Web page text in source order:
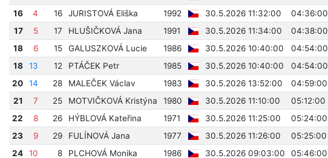
16
4 16 JURISTOVÁ Eliška 1992 30.5.2026 11:32:00 04:36:00
17
5 17 HLUŠIČKOVÁ Jana 1991 30.5.2026 11:34:00 04:38:00
18
6 15 GALUSZKOVÁ Lucie 1986 30.5.2026 10:40:00 04:54:00
18
13 12 PTÁČEK Petr 1985 30.5.2026 10:40:00 04:54:00
20
14 28 MALEČEK Václav 1983 30.5.2026 13:52:00 04:59:00
21
7 25 MOTVIČKOVÁ Kristýna 1980 30.5.2026 11:10:00 05:12:00
22
8 26 HÝBLOVÁ Kateřina 1971 30.5.2026 11:25:00 05:24:00
23
9 29 FULÍNOVÁ Jana 1977 30.5.2026 11:26:00 05:25:00
24
10 8 PLCHOVÁ Monika 1986 30.5.2026 09:03:00 05:46:00